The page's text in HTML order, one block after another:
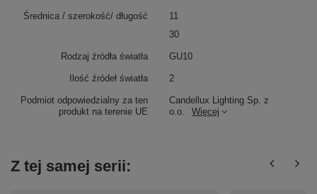
Podmiot odpowiedzialny za ten
produkt na terenie UE
Candellux Lighting Sp. z
o.o.
Więcej
Średnica / szerokość/ długość
11
30
Rodzaj źródła światła GU10
Ilość źródeł światła 2
Z tej samej serii: